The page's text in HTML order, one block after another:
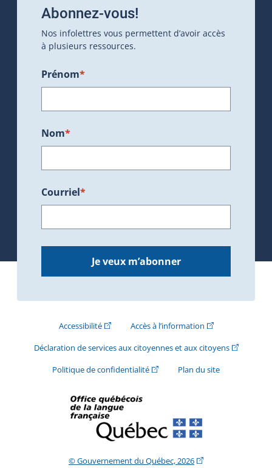
Abonnez-vous!
Nos infolettres vous permettent d’avoir accès
à plusieurs ressources.
Prénom*
Nom*
Courriel*
Je veux m’abonner
Accessibilité(Cet hyperlien externe s'ouvrira dans une
Accès à l’information(Cet hyperlien
Déclaration de services aux citoyennes et aux citoyens(Cet
Politique de confidentialité(Cet hyperlien externe s'ouvrira
Plan du site
© Gouvernement du Québec, 2026(Cet hyperlien